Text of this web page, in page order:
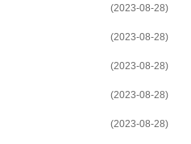
(2023-08-28)
(2023-08-28)
(2023-08-28)
(2023-08-28)
(2023-08-28)